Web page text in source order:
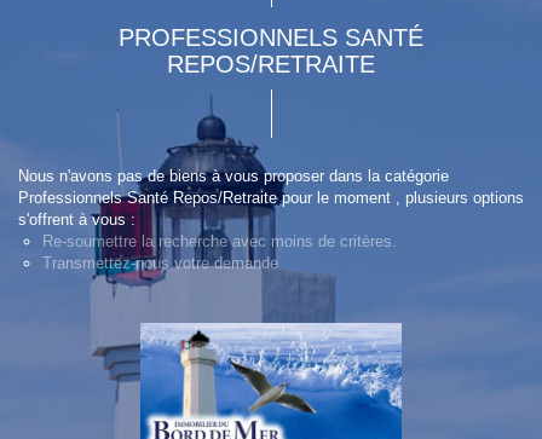
PROFESSIONNELS SANTÉ
REPOS/RETRAITE
Nous n'avons pas de biens à vous proposer dans la catégorie
Professionnels Santé Repos/Retraite pour le moment , plusieurs options
s'offrent à vous :
Re-soumettre la recherche avec moins de critères.
Transmettez-nous votre demande